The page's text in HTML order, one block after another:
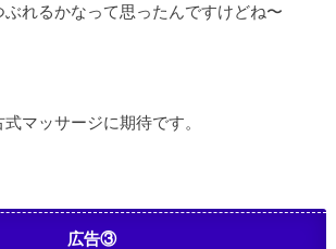
れるかなって思ったんですけどね〜
マッサージに期待です。
広告③